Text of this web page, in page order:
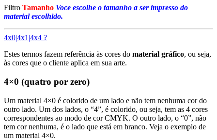
Filtro Tamanho Voce escolhe o tamanho a ser impresso do
material escolhido.
4x0|4x1|4x4 ?
Estes termos fazem referência às cores do material gráfico, ou seja,
às cores que o cliente aplica em sua arte.
4×0 (quatro por zero)
Um material 4×0 é colorido de um lado e não tem nenhuma cor do
outro lado. Um dos lados, o “4”, é colorido, ou seja, tem as 4 cores
correspondentes ao modo de cor CMYK. O outro lado, o “0”, não
tem cor nenhuma, é o lado que está em branco. Veja o exemplo de
um material 4×0.